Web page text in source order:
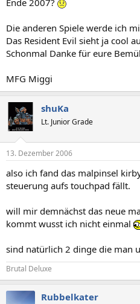
Ende 2007?
Die anderen Spiele werde ich
Das Resident Evil sieht ja cool
Schonmal Danke für eure
MFG Miggi
shuKa
Lt. Junior Grade
13. Dezember 2006
also ich fand das malpinsel
steuerung aufs touchpad fällt.
will mir demnächst das neue
kommt wusst ich nicht einmal
sind natürlich 2 dinge die man
Brutal Deluxe
Rubbelkater